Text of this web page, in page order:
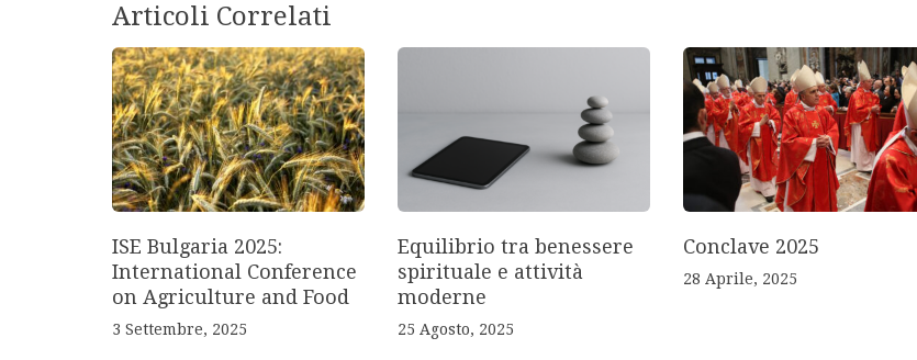
Articoli Correlati
ISE Bulgaria 2025:
International Conference
on Agriculture and Food
3 Settembre, 2025
Equilibrio tra benessere
spirituale e attività
moderne
25 Agosto, 2025
Conclave 2025
28 Aprile, 2025